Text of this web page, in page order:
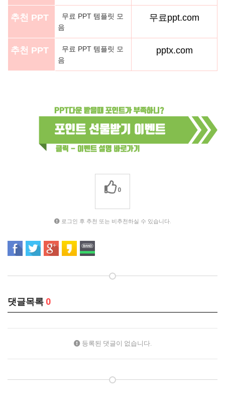
추천 PPT
무료 PPT 템플릿 모
음
무료ppt.com
추천 PPT
무료 PPT 템플릿 모
음
pptx.com
0
로그인 후 추천 또는 비추천하실 수 있습니다.
댓글목록 0
등록된 댓글이 없습니다.